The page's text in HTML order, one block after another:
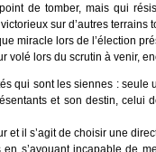
de tomber, mais qui
sur d’autres terrains
miracle lors de l’élection
volé lors du scrutin à venir,
qui sont les siennes :
et son destin,
et il s’agit de choisir une
s’avouant incapable de